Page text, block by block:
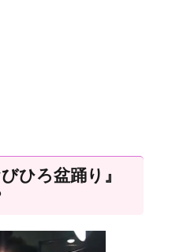
ひろ盆踊り』